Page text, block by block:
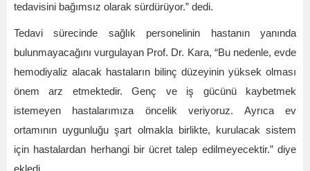
tedavisini bağımsız olarak sürdürüyor.” dedi.
Tedavi sürecinde sağlık personelinin hastanın yanında
bulunmayacağını vurgulayan Prof. Dr. Kara, “Bu nedenle, evde
hemodiyaliz alacak hastaların bilinç düzeyinin yüksek olması
önem arz etmektedir. Genç ve iş gücünü kaybetmek
istemeyen hastalarımıza öncelik veriyoruz. Ayrıca ev
ortamının uygunluğu şart olmakla birlikte, kurulacak sistem
için hastalardan herhangi bir ücret talep edilmeyecektir.” diye
ekledi.